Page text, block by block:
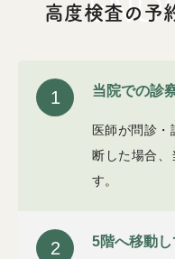
高度検査の予
1 当院での診
医師が問診・
断した場合、
す。
2 5階へ移動